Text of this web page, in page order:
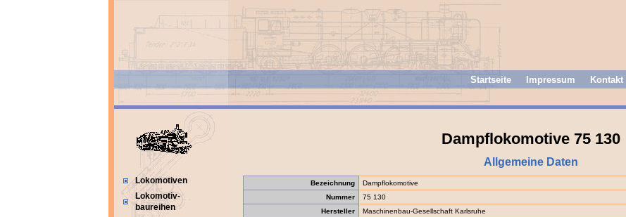
Startseite Impressum Kontakt
Lokomotiven
Lokomotiv-
baureihen
Dampflokomotive 75 130
Allgemeine Daten
Bezeichnung
Dampflokomotive
Nummer
75 130
Hersteller
Maschinenbau-Gesellschaft Karlsruhe